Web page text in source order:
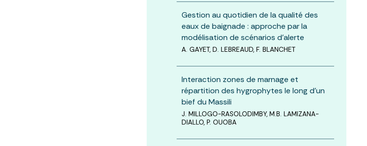
Gestion au quotidien de la qualité des
eaux de baignade : approche par la
modélisation de scénarios d’alerte
A. GAYET, D. LEBREAUD, F. BLANCHET
Interaction zones de marnage et
répartition des hygrophytes le long d’un
bief du Massili
J. MILLOGO-RASOLODIMBY, M.B. LAMIZANA-
DIALLO, P. OUOBA